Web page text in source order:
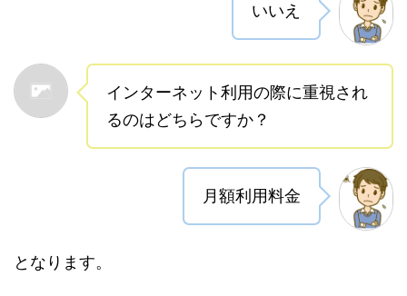
いいえ
インターネット利用の際に重視され
るのはどちらですか？
月額利用料金
となります。